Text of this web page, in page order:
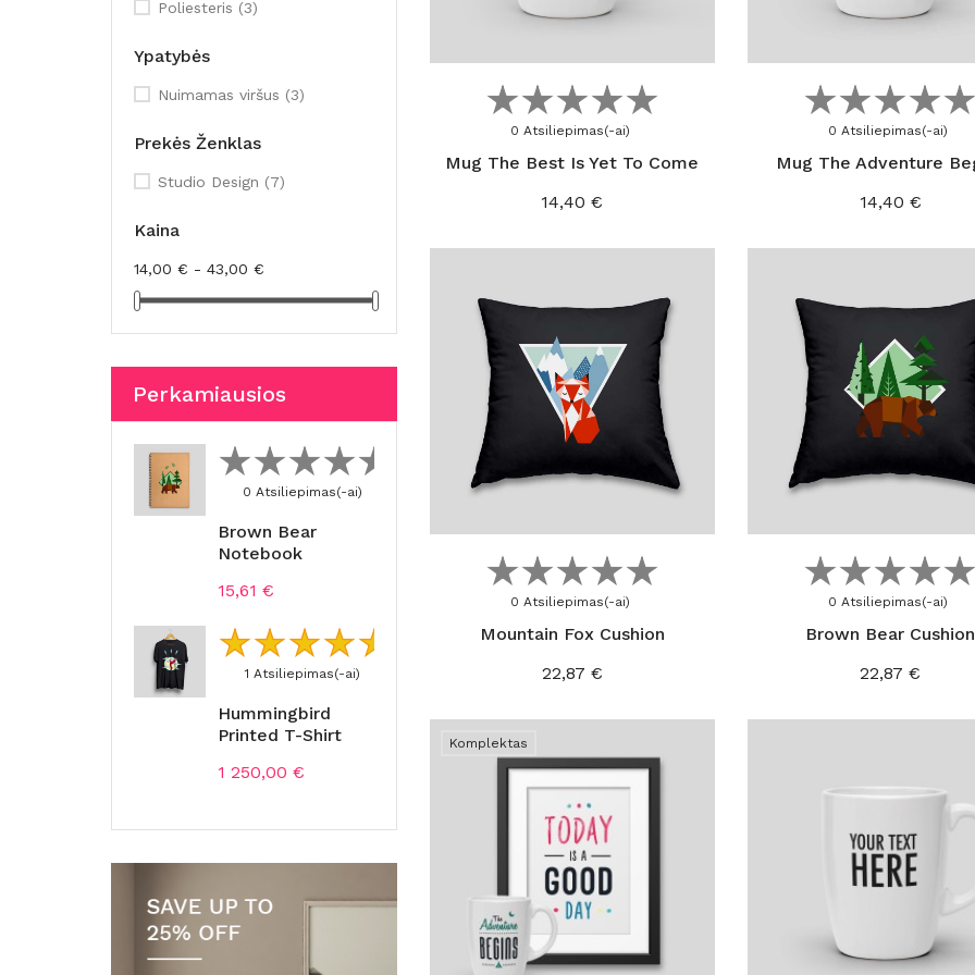
Poliesteris (3)
Ypatybės
Nuimamas viršus (3)
Prekės Ženklas
Studio Design (7)
Kaina
14,00 € - 43,00 €
Perkamiausios
0 Atsiliepimas(-ai)
Brown Bear
Notebook
Kaina
15,61 €
1 Atsiliepimas(-ai)
Hummingbird
Printed T-Shirt
Kaina
1 250,00 €
0 Atsiliepimas(-ai)
Mug The Best Is Yet To Come
Kaina
14,40 €
0 Atsiliepimas(-ai)
Mug The Adventure
Kaina
14,40 €
0 Atsiliepimas(-ai)
Mountain Fox Cushion
Kaina
22,87 €
0 Atsiliepimas(-ai)
Brown Bear Cushion
Kaina
22,87 €
Komplektas